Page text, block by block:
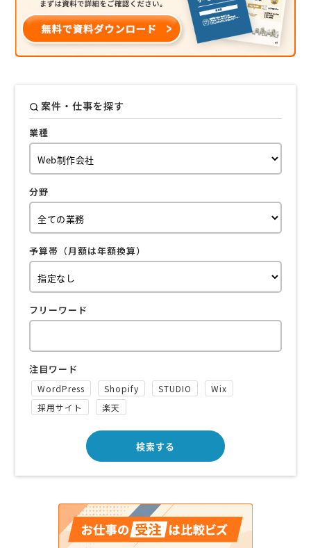
案件・仕事を探す
業種
分野
予算帯（月額は年額換算）
フリーワード
注目ワード
WordPress Shopify STUDIO
Wix
採用サイト
楽天